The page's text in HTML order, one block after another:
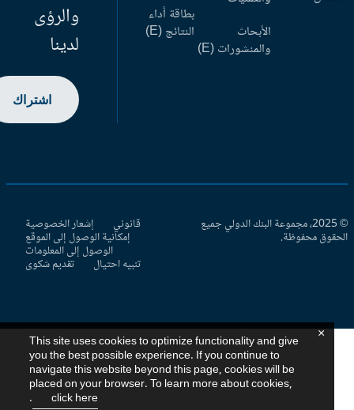
الأبحاث
والمنشورات (E)
بطاقة أداء
النتائج (E)
والرؤى
لدينا
اشتراك
© 2025، مجموعة البنك الدولي جميع
محفوظة.
قانوني إشعار الخصوصية
إمكانية الوصول إلى الموقع
الوصول إلى المعلومات
تنبيه احتيال تقديم شكوى
This site uses cookies to optimize functionality and give
you the best possible experience. If you continue to
navigate this website beyond this page, cookies will be
placed on your browser. To learn more about cookies,
click here
×